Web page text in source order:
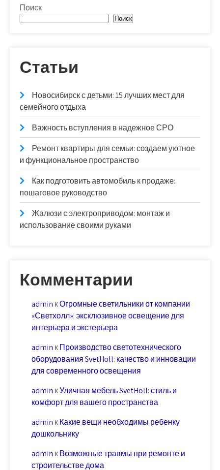
Поиск
Поиск
Статьи
Новосибирск с детьми: 15 лучших мест для
семейного отдыха
Важность вступления в надежное СРО
Ремонт квартиры для семьи: создаем уютное
и функциональное пространство
Как подготовить автомобиль к продаже:
пошаговое руководство
Жалюзи с электроприводом: монтаж и
использование своими руками
Комментарии
admin кОгромные светильники от компании
«Светхолл»: эксклюзивное освещение для
интерьера и экстерьера
admin кПроизводство светотехнического
оборудования SvetHoll: качество и инновации
для современного освещения
admin кУличная мебель SvetHoll: стиль и
комфорт для вашего пространства
admin кКакие вещи необходимы ребенку
дошкольнику
admin кВозможные травмы при ремонте и
строительстве дома